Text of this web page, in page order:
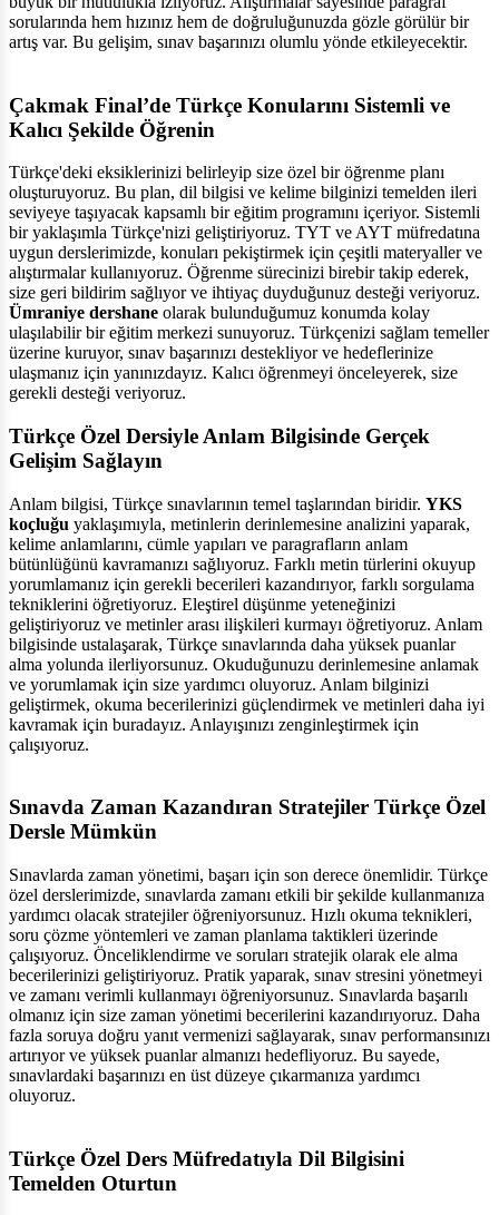
sorularında hem hızınız hem de doğruluğunuzda gözle görülür bir
artış var. Bu gelişim, sınav başarınızı olumlu yönde etkileyecektir.
Çakmak Final’de Türkçe Konularını Sistemli ve
Kalıcı Şekilde Öğrenin
Türkçe'deki eksiklerinizi belirleyip size özel bir öğrenme planı
oluşturuyoruz. Bu plan, dil bilgisi ve kelime bilginizi temelden ileri
seviyeye taşıyacak kapsamlı bir eğitim programını içeriyor. Sistemli
bir yaklaşımla Türkçe'nizi geliştiriyoruz. TYT ve AYT müfredatına
uygun derslerimizde, konuları pekiştirmek için çeşitli materyaller ve
alıştırmalar kullanıyoruz. Öğrenme sürecinizi birebir takip ederek,
size geri bildirim sağlıyor ve ihtiyaç duyduğunuz desteği veriyoruz.
Ümraniye dershane olarak bulunduğumuz konumda kolay
ulaşılabilir bir eğitim merkezi sunuyoruz. Türkçenizi sağlam temeller
üzerine kuruyor, sınav başarınızı destekliyor ve hedeflerinize
ulaşmanız için yanınızdayız. Kalıcı öğrenmeyi önceleyerek, size
gerekli desteği veriyoruz.
Türkçe Özel Dersiyle Anlam Bilgisinde Gerçek
Gelişim Sağlayın
Anlam bilgisi, Türkçe sınavlarının temel taşlarından biridir. YKS
koçluğu yaklaşımıyla, metinlerin derinlemesine analizini yaparak,
kelime anlamlarını, cümle yapıları ve paragrafların anlam
bütünlüğünü kavramanızı sağlıyoruz. Farklı metin türlerini okuyup
yorumlamanız için gerekli becerileri kazandırıyor, farklı sorgulama
tekniklerini öğretiyoruz. Eleştirel düşünme yeteneğinizi
geliştiriyoruz ve metinler arası ilişkileri kurmayı öğretiyoruz. Anlam
bilgisinde ustalaşarak, Türkçe sınavlarında daha yüksek puanlar
alma yolunda ilerliyorsunuz. Okuduğunuzu derinlemesine anlamak
ve yorumlamak için size yardımcı oluyoruz. Anlam bilginizi
geliştirmek, okuma becerilerinizi güçlendirmek ve metinleri daha iyi
kavramak için buradayız. Anlayışınızı zenginleştirmek için
çalışıyoruz.
Sınavda Zaman Kazandıran Stratejiler Türkçe Özel
Dersle Mümkün
Sınavlarda zaman yönetimi, başarı için son derece önemlidir. Türkçe
özel derslerimizde, sınavlarda zamanı etkili bir şekilde kullanmanıza
yardımcı olacak stratejiler öğreniyorsunuz. Hızlı okuma teknikleri,
soru çözme yöntemleri ve zaman planlama taktikleri üzerinde
çalışıyoruz. Önceliklendirme ve soruları stratejik olarak ele alma
becerilerinizi geliştiriyoruz. Pratik yaparak, sınav stresini yönetmeyi
ve zamanı verimli kullanmayı öğreniyorsunuz. Sınavlarda başarılı
olmanız için size zaman yönetimi becerilerini kazandırıyoruz. Daha
fazla soruya doğru yanıt vermenizi sağlayarak, sınav performansınızı
artırıyor ve yüksek puanlar almanızı hedefliyoruz. Bu sayede,
sınavlardaki başarınızı en üst düzeye çıkarmanıza yardımcı
oluyoruz.
Türkçe Özel Ders Müfredatıyla Dil Bilgisini
Temelden Oturtun